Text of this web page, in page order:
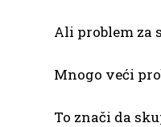
Ali problem za
Mnogo veći
To znači da